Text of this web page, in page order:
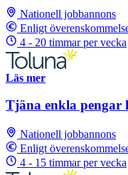
Nationell jobbannons
Enligt
4 - 20 timmar per vecka
Läs mer
Tjäna enkla pengar
Nationell jobbannons
Enligt
4 - 15 timmar per vecka